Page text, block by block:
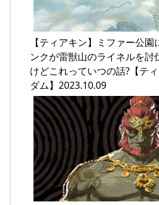
【ティアキン】ミファー公
ンクが雷獣山のライネルを討
けどこれっていつの話?【テ
ダム】2023.10.09